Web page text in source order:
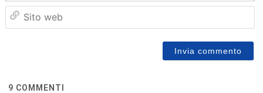
9 COMMENTI